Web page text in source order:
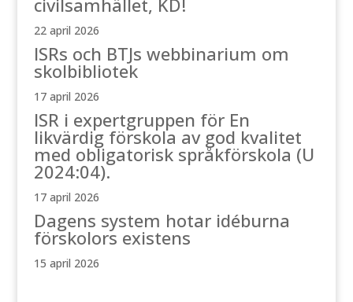
civilsamhället, KD!
22 april 2026
ISRs och BTJs webbinarium om
skolbibliotek
17 april 2026
ISR i expertgruppen för En
likvärdig förskola av god kvalitet
med obligatorisk språkförskola (U
2024:04).
17 april 2026
Dagens system hotar idéburna
förskolors existens
15 april 2026